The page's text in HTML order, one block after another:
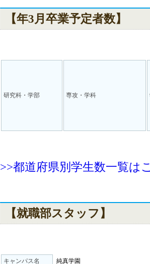
【年3月卒業予定者数】
研究科・学部 専攻・学科
>>都道府県別学生数一覧は
【就職部スタッフ】
キャンパス名 純真学園